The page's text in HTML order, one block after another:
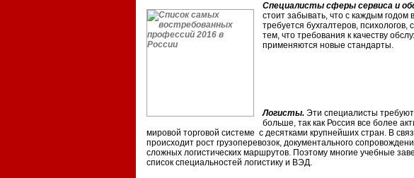
Специалисты сферы сервиса и
стоит забывать, что с каждым годом
требуется бухгалтеров,
тем, что требования к качеству
применяются новые стандарты.
Логисты. Эти специалисты
больше, так как Россия все более
мировой торговой системе с десятками крупнейших стран. В
происходит рост грузоперевозок, документального
сложных логистических маршрутов. Поэтому многие учебные
список специальностей логистику и ВЭД.